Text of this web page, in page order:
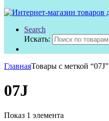
Search
Искать:
ГлавнаяТовары с меткой “07J”
07J
Показ 1 элемента